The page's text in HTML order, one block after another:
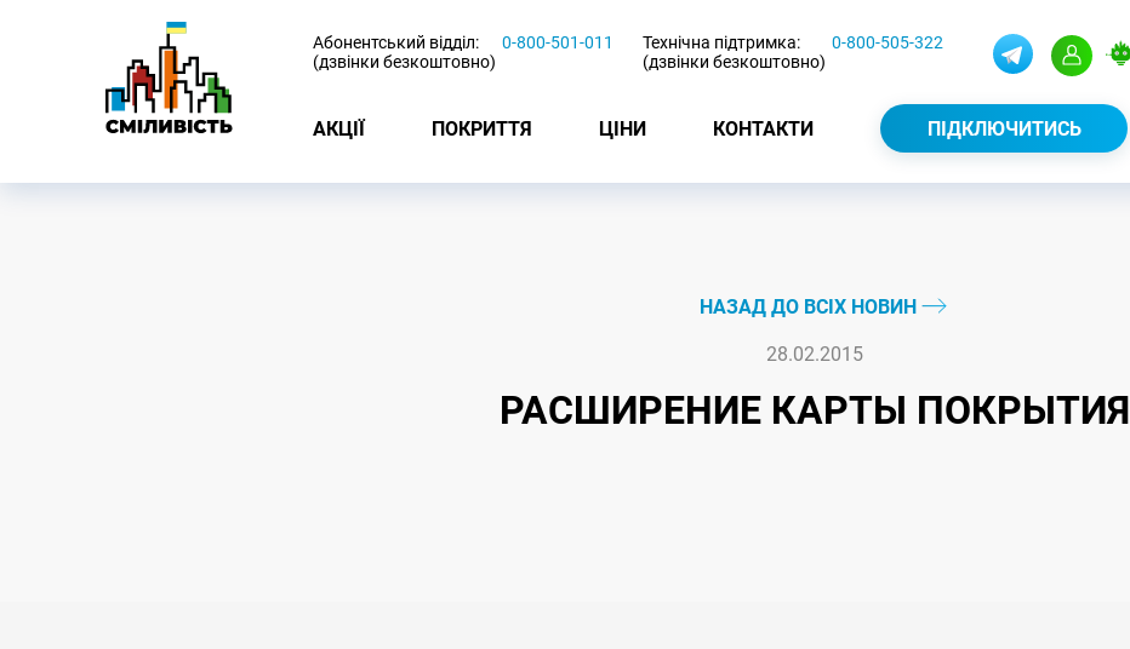
Абонентський відділ:
(дзвінки безкоштовно)
0-800-501-011
Технічна підтримка:
(дзвінки безкоштовно)
0-800-505-322
АКЦІЇ ПОКРИТТЯ ЦІНИ КОНТАКТИ ПІДКЛЮЧИТИСЬ
НАЗАД ДО ВСІХ НОВИН
28.02.2015
РАСШИРЕНИЕ КАРТЫ ПОКРЫТИЯ